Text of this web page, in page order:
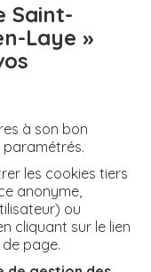
Saint-
Laye »
à son bon
paramétrés.
les cookies tiers
anonyme,
ou
cliquant sur le lien
page.
youtube